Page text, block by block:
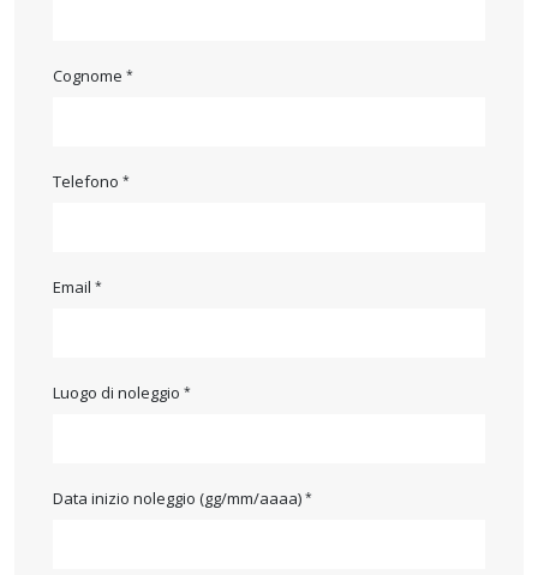
Cognome
Telefono
Email
Luogo di noleggio
Data inizio noleggio (gg/mm/aaaa)